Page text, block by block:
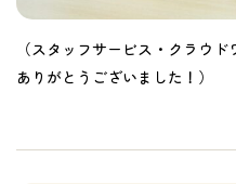
（スタッフサービス・クラウ
ありがとうございました！）